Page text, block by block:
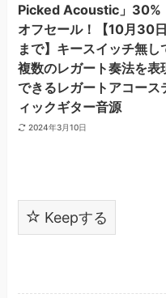
Picked Acoustic」30%
オフセール！【10月30日
まで】キースイッチ無し
複数のレガート奏法を表
できるレガートアコース
ィックギター音源
2024年3月10日
Keepする